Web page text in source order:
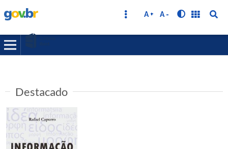
A + A -
Destacado